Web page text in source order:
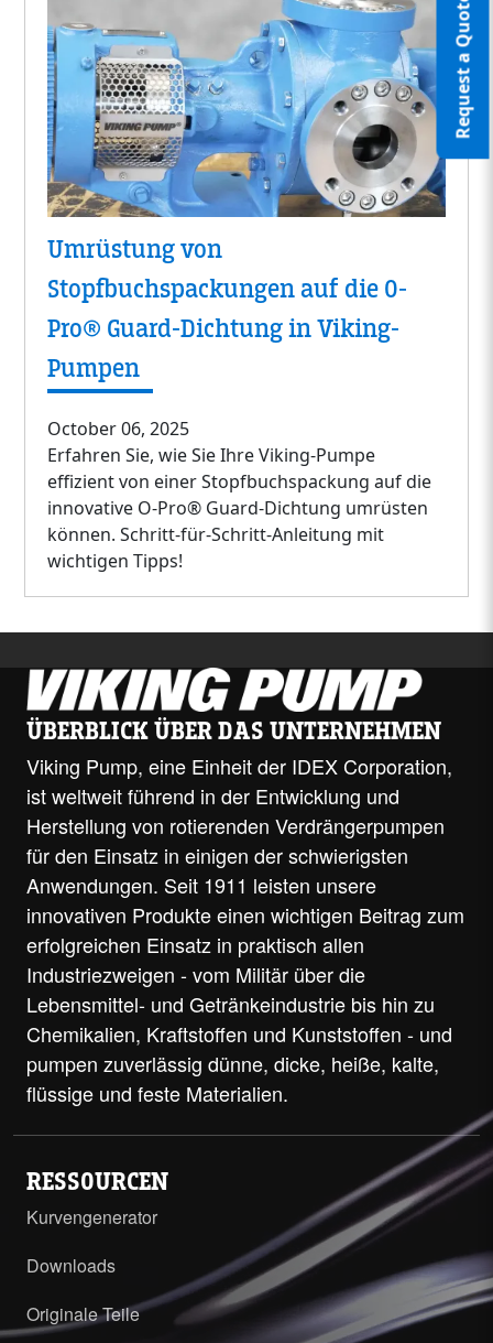
Request a Quote
Umrüstung von
Stopfbuchspackungen auf die O-
Pro® Guard-Dichtung in Viking-
Pumpen
October 06, 2025
Erfahren Sie, wie Sie Ihre Viking-Pumpe
effizient von einer Stopfbuchspackung auf die
innovative O-Pro® Guard-Dichtung umrüsten
können. Schritt-für-Schritt-Anleitung mit
wichtigen Tipps!
ÜBERBLICK ÜBER DAS UNTERNEHMEN
Viking Pump, eine Einheit der IDEX Corporation,
ist weltweit führend in der Entwicklung und
Herstellung von rotierenden Verdrängerpumpen
für den Einsatz in einigen der schwierigsten
Anwendungen. Seit 1911 leisten unsere
innovativen Produkte einen wichtigen Beitrag zum
erfolgreichen Einsatz in praktisch allen
Industriezweigen - vom Militär über die
Lebensmittel- und Getränkeindustrie bis hin zu
Chemikalien, Kraftstoffen und Kunststoffen - und
pumpen zuverlässig dünne, dicke, heiße, kalte,
flüssige und feste Materialien.
RESSOURCEN
Kurvengenerator
Downloads
Originale Teile